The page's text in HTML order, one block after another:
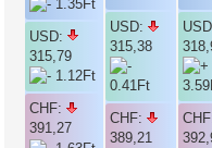
USD:
315,79
CHF:
391,27
USD:
315,38
CHF:
389,21